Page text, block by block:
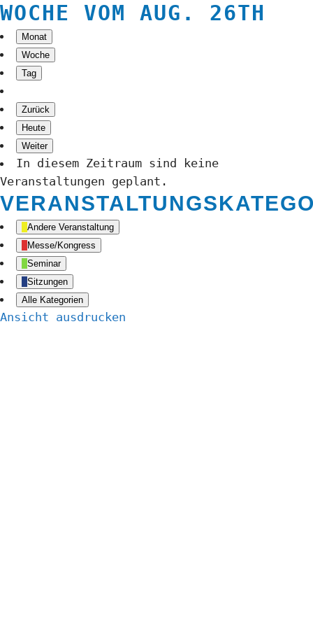
WOCHE VOM AUG. 26TH
Monat
Woche
Tag
Zurück
Heute
Weiter
In diesem Zeitraum sind keine
Veranstaltungen geplant.
Andere Veranstaltung
Messe/Kongress
Seminar
Sitzungen
Alle Kategorien
Ansicht ausdrucken